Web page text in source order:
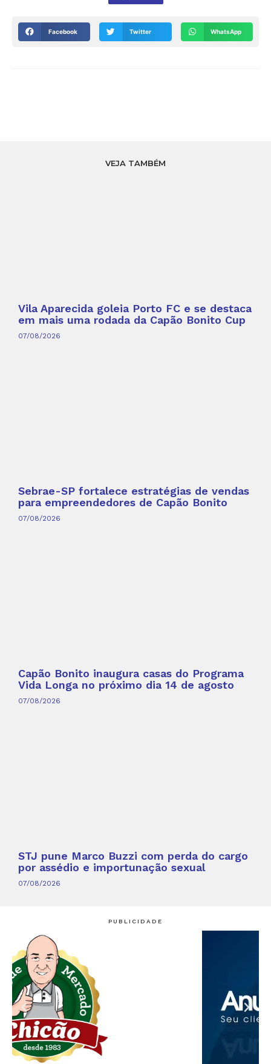
Facebook Twitter WhatsApp
VEJA TAMBÉM
Vila Aparecida goleia Porto FC e se destaca
em mais uma rodada da Capão Bonito Cup
07/08/2026
Sebrae-SP fortalece estratégias de vendas
para empreendedores de Capão Bonito
07/08/2026
Capão Bonito inaugura casas do Programa
Vida Longa no próximo dia 14 de agosto
07/08/2026
STJ pune Marco Buzzi com perda do cargo
por assédio e importunação sexual
07/08/2026
PUBLICIDADE